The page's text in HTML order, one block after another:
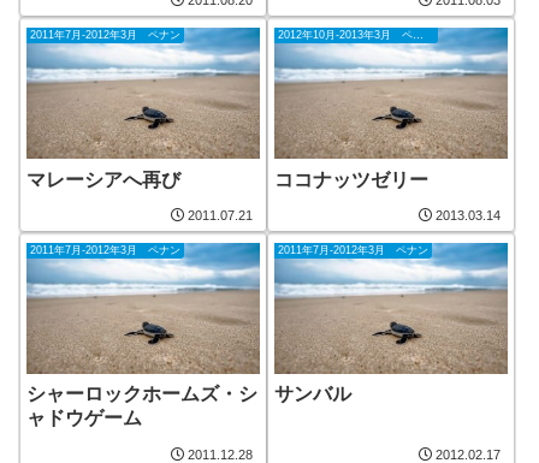
2011年7月-2012年3月 ペナン
マレーシアへ再び
2011.07.21
2012年10月-2013年3月 ペナン
ココナッツゼリー
2013.03.14
2011年7月-2012年3月 ペナン
シャーロックホームズ・シ
ャドウゲーム
2011.12.28
2011年7月-2012年3月 ペナン
サンバル
2012.02.17